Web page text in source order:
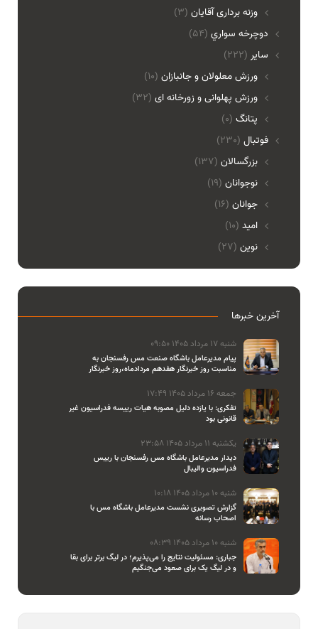
وزنه برداری آقایان (3)
(54) دوچرخه سواري
(222) ساير
ورزش معلولان و جانبازان (10)
ورزش پهلوانی و زورخانه ای (32)
پتانگ (0)
(230) فوتبال
بزرگسالان (137)
نوجوانان (19)
جوانان (16)
امید (10)
نوین (27)
آخرین خبرها
شنبه 17 مرداد 1405 09:50
پیام مدیرعامل باشگاه صنعت مس رفسنجان به
مناسبت روز خبرنگار هفدهم مردادماه،روز خبرنگار
جمعه 16 مرداد 1405 17:49
تفکری: با یازده دلیل مصوبه هیات رییسه فدراسیون غیر
قانونی بود
یکشنبه 11 مرداد 1405 23:58
دیدار مدیرعامل باشگاه مس رفسنجان با رییس
فدراسیون والیبال
شنبه 10 مرداد 1405 10:18
گزارش تصویری نشست مدیرعامل باشگاه مس با
اصحاب رسانه
شنبه 10 مرداد 1405 08:39
جباری: مسئولیت نتایج را می‌پذیرم؛ در لیگ برتر برای بقا
و در لیگ یک برای صعود می‌جنگیم